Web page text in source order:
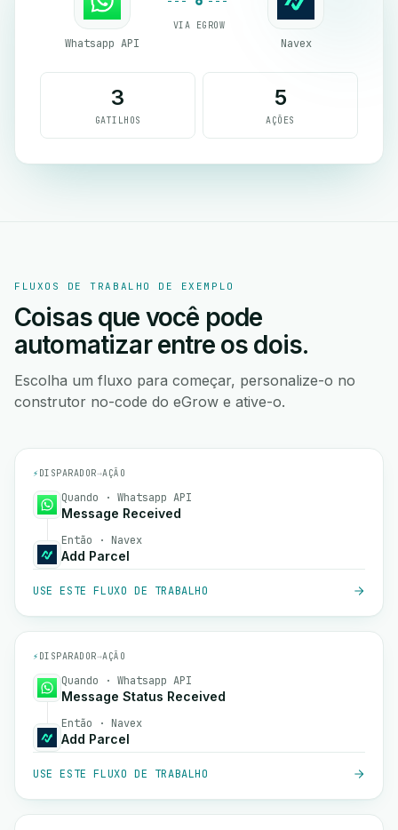
Whatsapp API
VIA EGROW
Navex
3
GATILHOS
5
AÇÕES
FLUXOS DE TRABALHO DE EXEMPLO
Coisas que você pode
automatizar entre os dois.
Escolha um fluxo para começar, personalize-o no
construtor no-code do eGrow e ative-o.
⚡ DISPARADOR→AÇÃO
Quando · Whatsapp API
Message Received
Então · Navex
Add Parcel
USE ESTE FLUXO DE TRABALHO
⚡ DISPARADOR→AÇÃO
Quando · Whatsapp API
Message Status Received
Então · Navex
Add Parcel
USE ESTE FLUXO DE TRABALHO